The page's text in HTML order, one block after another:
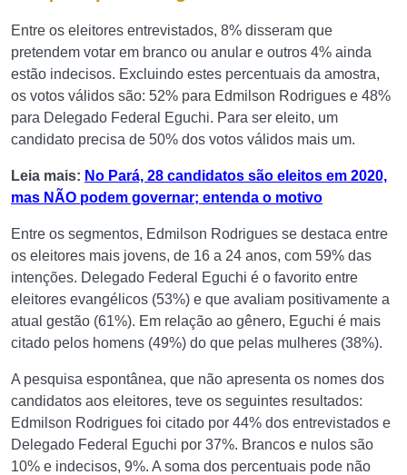
Entre os eleitores entrevistados, 8% disseram que
pretendem votar em branco ou anular e outros 4% ainda
estão indecisos. Excluindo estes percentuais da amostra,
os votos válidos são: 52% para Edmilson Rodrigues e 48%
para Delegado Federal Eguchi. Para ser eleito, um
candidato precisa de 50% dos votos válidos mais um.
Leia mais: No Pará, 28 candidatos são eleitos em 2020,
mas NÃO podem governar; entenda o motivo
Entre os segmentos, Edmilson Rodrigues se destaca entre
os eleitores mais jovens, de 16 a 24 anos, com 59% das
intenções. Delegado Federal Eguchi é o favorito entre
eleitores evangélicos (53%) e que avaliam positivamente a
atual gestão (61%). Em relação ao gênero, Eguchi é mais
citado pelos homens (49%) do que pelas mulheres (38%).
A pesquisa espontânea, que não apresenta os nomes dos
candidatos aos eleitores, teve os seguintes resultados:
Edmilson Rodrigues foi citado por 44% dos entrevistados e
Delegado Federal Eguchi por 37%. Brancos e nulos são
10% e indecisos, 9%. A soma dos percentuais pode não